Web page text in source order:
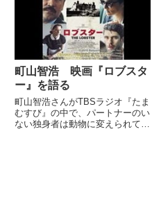
町山智浩 映画『ロブスタ
ー』を語る
町山智浩さんがTBSラジオ『たま
むすび』の中で、パートナーのい
ない独身者は動物に変えられてし